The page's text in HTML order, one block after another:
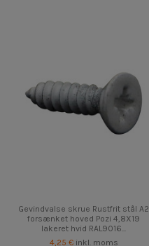
Gevindvalse skrue Rustfrit stål A2
forsænket hoved Pozi 4,8X19
lakeret hvid RAL9016...
4,25 € inkl. moms